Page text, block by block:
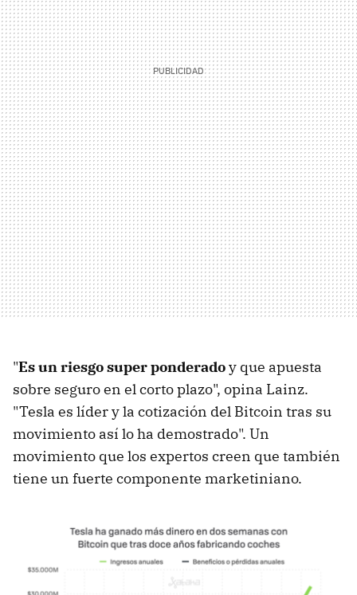
"Es un riesgo super ponderadoy que apuesta
sobre seguro en el corto plazo", opina Lainz.
"Tesla es líder y la cotización del Bitcoin tras su
movimiento así lo ha demostrado". Un
movimiento que los expertos creen que también
tiene un fuerte componente marketiniano.